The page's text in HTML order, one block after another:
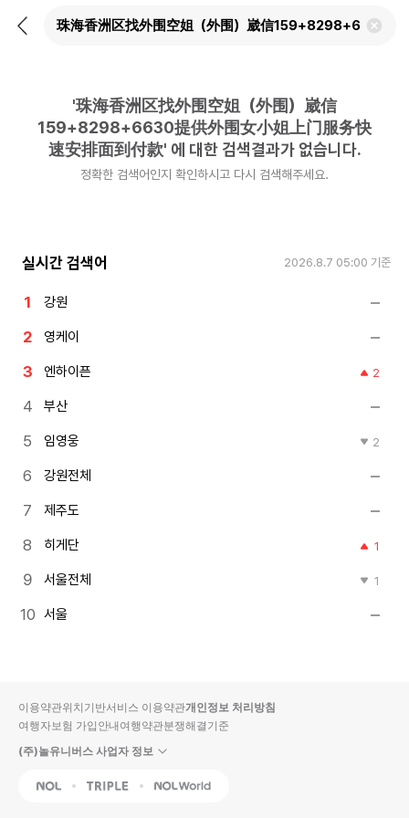
뒤
검
'珠海香洲区找外围空姐（外围）崴信
159+8298+6630提供外围女小姐上门服务快
速安排面到付款' 에 대한 검색결과가 없습니다.
정확한 검색어인지 확인하시고 다시 검색해주세요.
실시간 검색어 2026.8.7 05:00 기준
강원
영케이
엔하이픈 2
부산
임영웅 2
강원전체
제주도
히게단 1
서울전체 1
서울
이용약관위치기반서비스 이용약관개인정보 처리방침
여행자보험 가입안내여행약관분쟁해결기준
(주)놀유니버스 사업자 정보
NOL Triple Interpark Global